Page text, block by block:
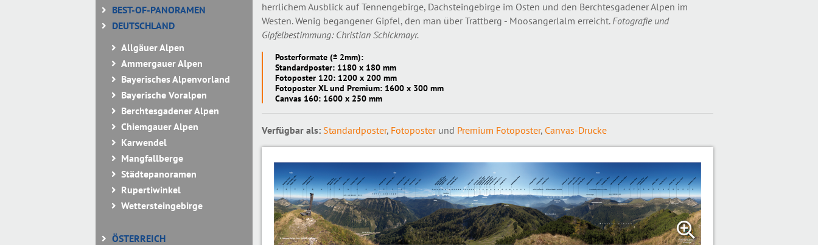
BEST-OF-PANORAMEN
DEUTSCHLAND
Allgäuer Alpen
Ammergauer Alpen
Bayerisches Alpenvorland
Bayerische Voralpen
Berchtesgadener Alpen
Chiemgauer Alpen
Karwendel
Mangfallberge
Städtepanoramen
Rupertiwinkel
Wettersteingebirge
ÖSTERREICH
herrlichem Ausblick auf Tennengebirge, Dachsteingebirge im Osten und den Berchtesgadener Alpen im
Westen. Wenig begangener Gipfel, den man über Trattberg - Moosangerlalm erreicht.Fotografie und
Gipfelbestimmung: Christian Schickmayr.
Posterformate (± 2mm):
Standardposter: 1180 x 180 mm
Fotoposter 120: 1200 x 200 mm
Fotoposter XL und Premium: 1600 x 300 mm
Canvas 160: 1600 x 250 mm
Verfügbar als: Standardposter, Fotoposterund Premium Fotoposter, Canvas-Drucke